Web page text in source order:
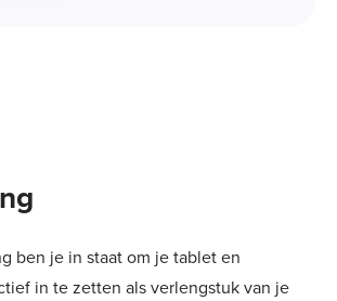
ben je in staat om je tablet en
in te zetten als verlengstuk van je